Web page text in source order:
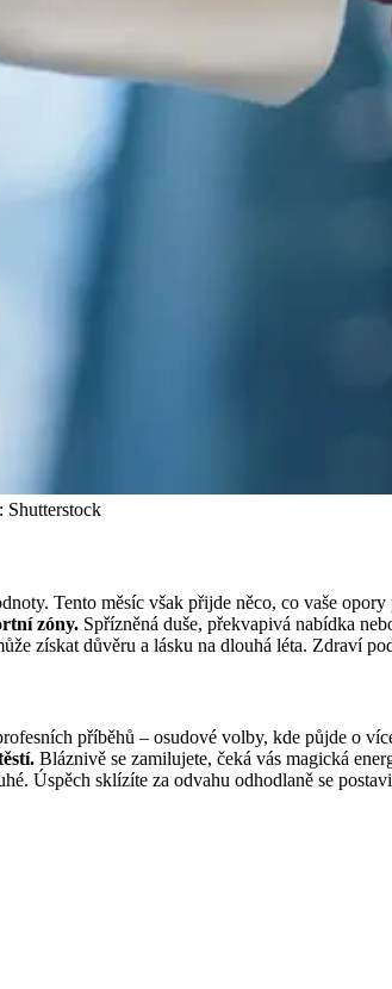
Shutterstock
Tento měsíc však přijde něco, co vaše
zóny. Spřízněná duše, překvapivá nabídka
získat důvěru a lásku na dlouhá léta. Zdraví
příběhů – osudové volby, kde půjde o
Bláznivě se zamilujete, čeká vás magická
Úspěch sklízíte za odvahu odhodlaně se